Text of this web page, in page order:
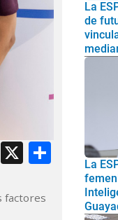
Facebook
X Share
factores
La
de
La